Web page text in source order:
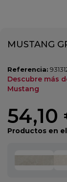
MUSTANG
Referencia:
Descubre más
Mustang
54,10
Productos en